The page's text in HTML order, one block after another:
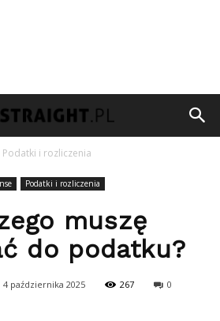
Podatki i rozliczenia
Podatki i rozliczenia
muszę
do podatku?
4 października 2025 267 0